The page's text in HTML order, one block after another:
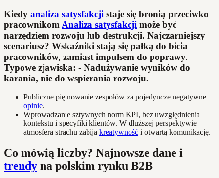
Kiedy analiza satysfakcji staje się bronią przeciwko
pracownikom Analiza satysfakcji może być
narzędziem rozwoju lub destrukcji. Najczarniejszy
scenariusz? Wskaźniki stają się pałką do bicia
pracowników, zamiast impulsem do poprawy.
Typowe zjawiska: - Nadużywanie wyników do
karania, nie do wspierania rozwoju.
Publiczne piętnowanie zespołów za pojedyncze negatywne
opinie.
Wprowadzanie sztywnych norm KPI, bez uwzględnienia
kontekstu i specyfiki klientów. W dłuższej perspektywie
atmosfera strachu zabija kreatywność i otwartą komunikację.
Co mówią liczby? Najnowsze dane i
trendy na polskim rynku B2B